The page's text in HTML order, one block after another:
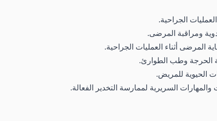
الجراحية.
ومراقبة المرضى.
المرضى أثناء العمليات الجراحية.
الحرجة وطب الطوارئ.
الحيوية للمريض.
السريرية لممارسة التخدير الفعالة.